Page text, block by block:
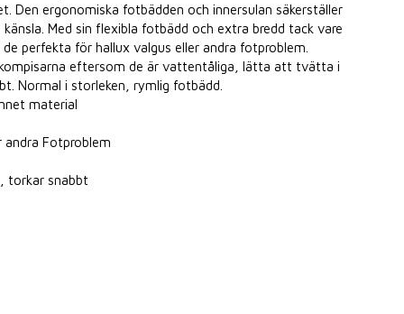
Den ergonomiska fotbädden och innersulan säkerställer
Med sin flexibla fotbädd och extra bredd tack vare
perfekta för hallux valgus eller andra fotproblem.
eftersom de är vattentåliga, lätta att tvätta i
Normal i storleken, rymlig fotbädd.
material
andra Fotproblem
torkar snabbt